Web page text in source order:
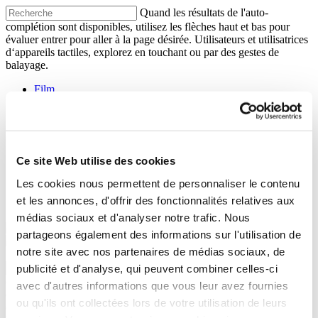
Ce site Web utilise des cookies
Les cookies nous permettent de personnaliser le contenu
et les annonces, d'offrir des fonctionnalités relatives aux
médias sociaux et d'analyser notre trafic. Nous
partageons également des informations sur l'utilisation de
notre site avec nos partenaires de médias sociaux, de
publicité et d'analyse, qui peuvent combiner celles-ci
avec d'autres informations que vous leur avez fournies
ou qu'ils ont collectées lors de votre utilisation de leurs
Quand les résultats de l'auto-
complétion sont disponibles, utilisez les flèches haut et bas pour
évaluer entrer pour aller à la page désirée. Utilisateurs et utilisatrices
d‘appareils tactiles, explorez en touchant ou par des gestes de
balayage.
Film
Service client
Identifiez-vous
Mon compte
Déconnexion
Quand les résultats de l'auto-
complétion sont disponibles, utilisez les flèches haut et bas pour
évaluer entrer pour aller à la page désirée. Utilisateurs et utilisatrices
d‘appareils tactiles, explorez en touchant ou par des gestes de